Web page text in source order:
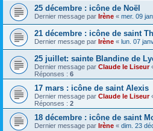
25 décembre : icône de Noël
Dernier message par Irène « mer. 09
21 décembre : icône de saint
Dernier message par Irène « lun. 07
25 juillet: sainte Blandine de
Dernier message par Claude le Liseur
Réponses : 6
17 mars : icône de saint Alexis
Dernier message par Claude le Liseur
Réponses : 2
18 décembre : icône de saint
Dernier message par Irène « dim. 23